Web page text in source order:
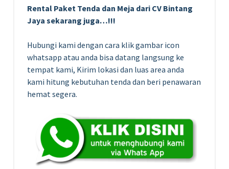
Rental Paket Tenda dan Meja dari CV Bintang
Jaya sekarang juga…!!!
Hubungi kami dengan cara klik gambar icon
whatsapp atau anda bisa datang langsung ke
tempat kami, Kirim lokasi dan luas area anda
kami hitung kebutuhan tenda dan beri penawaran
hemat segera.